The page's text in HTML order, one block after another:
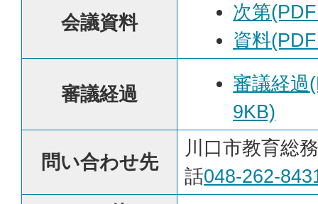
会議資料
次第
資料
審議経過
審議経過
9KB)
問い合わせ先
川口市教育総
話048-262-